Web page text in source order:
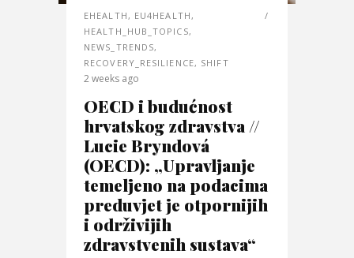
EHEALTH, EU4HEALTH,
HEALTH_HUB_TOPICS,
NEWS_TRENDS,
RECOVERY_RESILIENCE, SHIFT
2 weeks ago
OECD i budućnost
hrvatskog zdravstva //
Lucie Bryndová
(OECD): „Upravljanje
temeljeno na podacima
preduvjet je otpornijih
i održivijih
zdravstvenih sustava“